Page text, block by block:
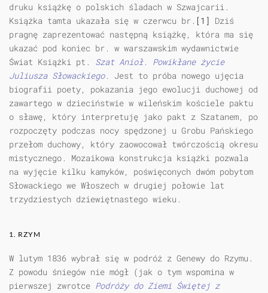
druku książkę o polskich śladach w Szwajcarii.
Książka tamta ukazała się w czerwcu br. [1] Dziś
pragnę zaprezentować następną książkę, która ma się
ukazać pod koniec br. w warszawskim wydawnictwie
Świat Książki pt.
Szat Anioł. Powikłane życie
Juliusza Słowackiego. Jest to próba nowego ujęcia
biografii poety, pokazania jego ewolucji duchowej od
zawartego w dzieciństwie w wileńskim kościele paktu
o sławę, który interpretuję jako pakt z Szatanem, po
rozpoczęty podczas nocy spędzonej u Grobu Pańskiego
przełom duchowy, który zaowocował twórczością okresu
mistycznego. Mozaikowa konstrukcja książki pozwala
na wyjęcie kilku kamyków, poświęconych dwóm pobytom
Słowackiego we Włoszech w drugiej połowie lat
trzydziestych dziewiętnastego wieku.
1. RZYM
W lutym 1836 wybrał się w podróż z Genewy do Rzymu.
Z powodu śniegów nie mógł (jak o tym wspomina w
pierwszej zwrotce Podróży do Ziemi Świętej z